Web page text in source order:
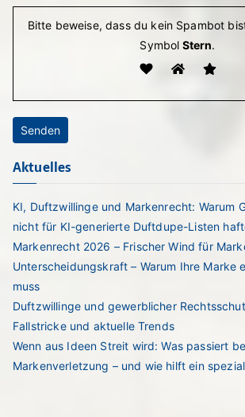
Bitte beweise, dass du kein Spambot
Symbol Stern.
Aktuelles
KI, Duftzwillinge und Markenrecht: Warum
nicht für KI-generierte Duftdupe-Listen
Markenrecht 2026 – Frischer Wind für
Unterscheidungskraft – Warum Ihre Marke
muss
Duftzwillinge und gewerblicher
Fallstricke und aktuelle Trends
Wenn aus Ideen Streit wird: Was passiert
Markenverletzung – und wie hilft ein